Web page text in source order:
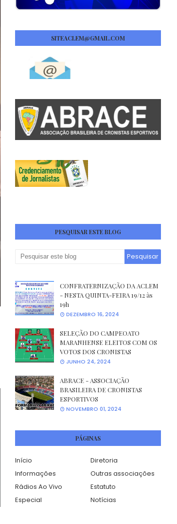
SITEACLEM@GMAIL.COM
PESQUISAR ESTE BLOG
CONFRATERNIZAÇÃO DA ACLEM
- NESTA QUINTA-FEIRA 19/12 às
19h
DEZEMBRO 16, 2024
SELEÇÃO DO CAMPEOATO
MARANHENSE ELEITOS COM OS
VOTOS DOS CRONISTAS
JUNHO 24, 2024
ABRACE - ASSOCIAÇÃO
BRASILEIRA DE CRONISTAS
ESPORTIVOS
NOVEMBRO 01, 2024
PÁGINAS
Início
Diretoria
Informações
Outras associações
Rádios Ao Vivo
Estatuto
Especial
Notícias